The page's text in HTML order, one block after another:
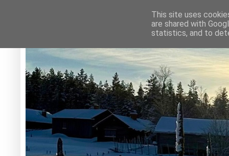
This site uses
are shared with
statistics, and to